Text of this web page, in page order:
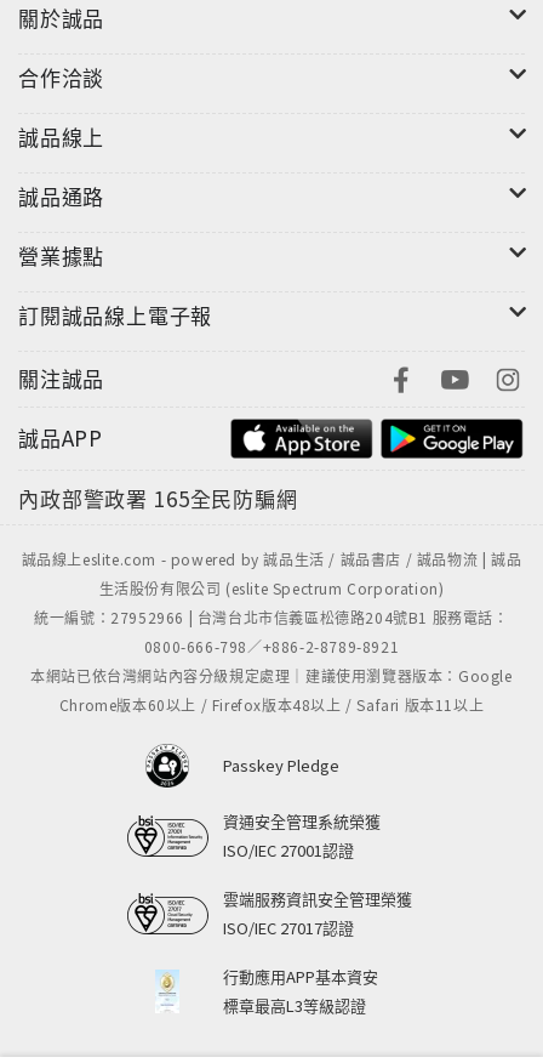
關於誠品
合作洽談
誠品線上
誠品通路
營業據點
訂閱誠品線上電子報
關注誠品
誠品APP
內政部警政署 165全民防騙網
誠品線上eslite.com - powered by 誠品生活 / 誠品書店 / 誠品物流 | 誠品
生活股份有限公司 (eslite Spectrum Corporation)
統一編號：27952966 | 台灣台北市信義區松德路204號B1 服務電話：
0800-666-798／+886-2-8789-8921
本網站已依台灣網站內容分級規定處理｜建議使用瀏覽器版本：Google
Chrome版本60以上 / Firefox版本48以上 / Safari 版本11以上
Passkey Pledge
資通安全管理系統榮獲
ISO/IEC 27001認證
雲端服務資訊安全管理榮獲
ISO/IEC 27017認證
行動應用APP基本資安
標章最高L3等級認證